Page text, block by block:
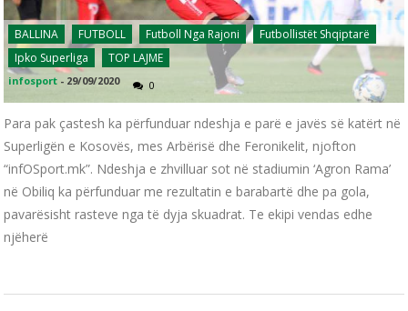
BALLINA FUTBOLL Futboll Nga Rajoni
Futbollistët Shqiptarë
Ipko Superliga
TOP LAJME
infosport - 29/09/2020 0
Para pak çastesh ka përfunduar ndeshja e parë e javës së katërt në
Superligën e Kosovës, mes Arbërisë dhe Feronikelit, njofton
“infOSport.mk”. Ndeshja e zhvilluar sot në stadiumin ‘Agron Rama’
në Obiliq ka përfunduar me rezultatin e barabartë dhe pa gola,
pavarësisht rasteve nga të dyja skuadrat. Te ekipi vendas edhe
njëherë